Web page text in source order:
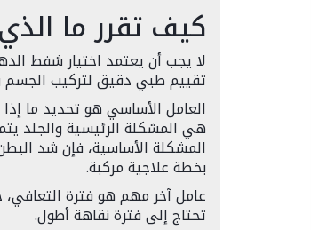
كيف تقرر ما
لا يجب أن يعتمد اختيار شفط
تقييم طبي دقيق لتركيب الجسم
العامل الأساسي هو تحديد ما
هي المشكلة الرئيسية والجلد
المشكلة الأساسية، فإن شد
بخطة علاجية مركبة.
عامل آخر مهم هو فترة التعافي،
تحتاج إلى فترة نقاهة أطول.